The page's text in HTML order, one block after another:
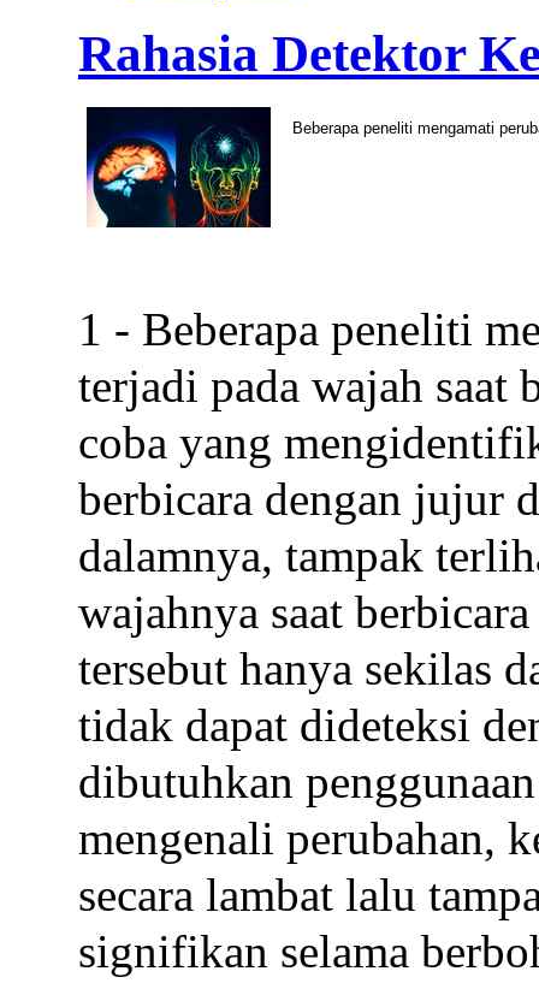
Rahasia Detektor
Beberapa peneliti mengamati
1 - Beberapa peneliti
terjadi pada wajah
coba yang
berbicara dengan jujur
dalamnya, tampak
wajahnya saat
tersebut hanya sekilas
tidak dapat dideteksi
dibutuhkan
mengenali perubahan,
secara lambat lalu
signifikan selama